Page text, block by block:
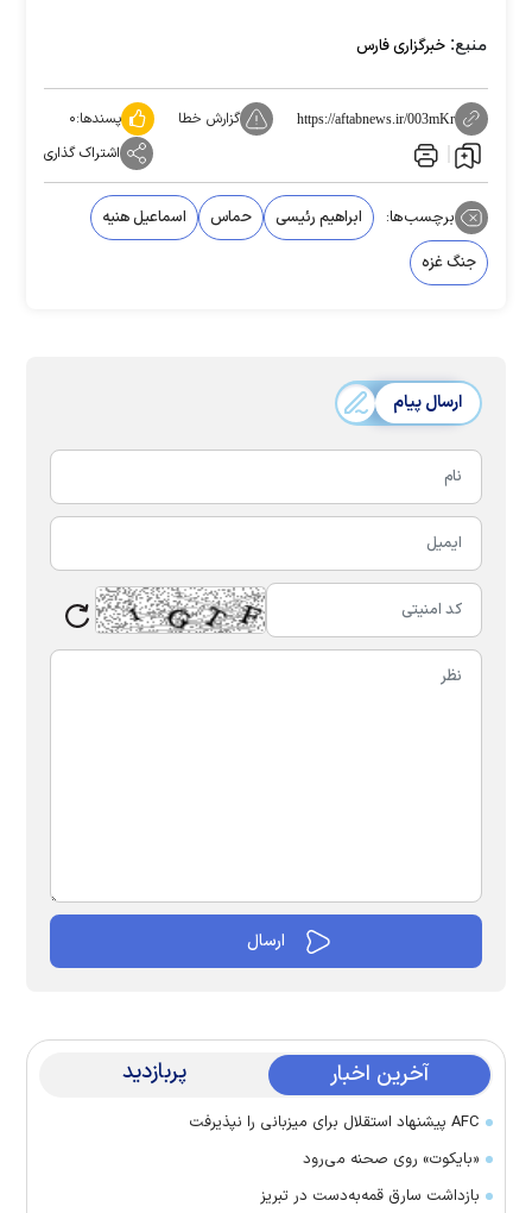
منبع: خبرگزاری فارس
https://aftabnews.ir/003mKr گزارش خطا پسندها:۰
اشتراک گذاری
برچسب‌ها: ابراهیم رئیسی حماس
اسماعیل هنیه
جنگ غزه
ارسال پیام
آخرین اخبار پربازدید
AFC پیشنهاد استقلال برای میزبانی را نپذیرفت
«بایکوت» روی صحنه می‌رود
بازداشت سارق قمه‌به‌دست در تبریز